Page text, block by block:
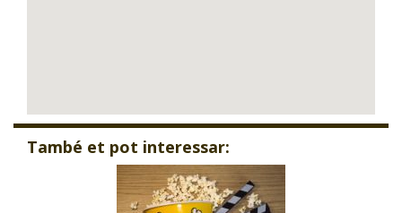
També et pot interessar: